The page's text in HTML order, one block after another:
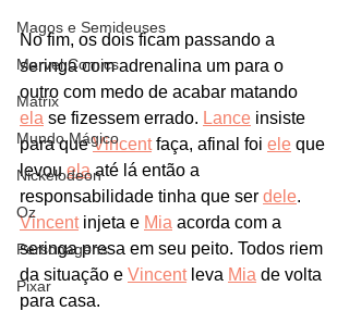
Magos e Semideuses
Marvel Comics
Matrix
Mundo Mágico
Nickelodeon
Oz
Personagens
Pixar
No fim, os dois ficam passando a
seringa com adrenalina um para o
outro com medo de acabar matando
ela se fizessem errado. Lance insiste
para que Vincent faça, afinal foi ele que
levou ela até lá então a
responsabilidade tinha que ser dele.
Vincent injeta e Mia acorda com a
seringa presa em seu peito. Todos riem
da situação e Vincent leva Mia de volta
para casa.